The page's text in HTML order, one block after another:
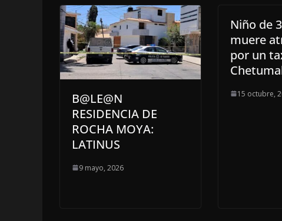
B@LE@N
RESIDENCIA DE
ROCHA MOYA:
LATINUS
9 mayo, 2026
Niño de
muere
por un
15 octubre,